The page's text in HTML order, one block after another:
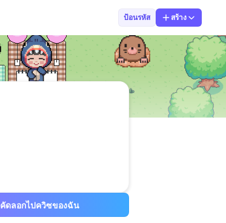
ป้อนรหัส สร้าง
คัดลอกไปควิซของฉัน